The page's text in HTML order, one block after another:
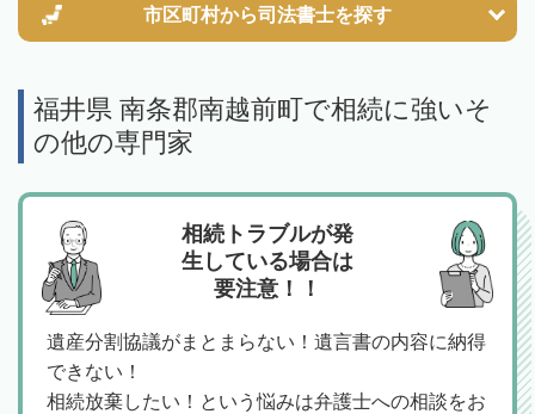
市区町村から司法書士を探す
福井県 南条郡南越前町で相続に強いそ
の他の専門家
相続トラブルが発
生している場合は
要注意！！
遺産分割協議がまとまらない！遺言書の内容に納得
できない！
相続放棄したい！という悩みは弁護士への相談をお